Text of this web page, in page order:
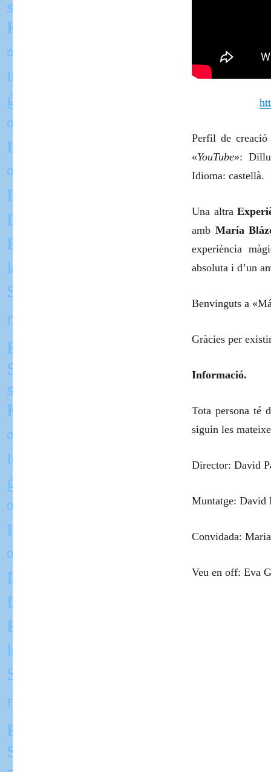
Perfil de creació
«YouTube»:
Idioma: castellà.
Una altra
amb María
experiència
absoluta i d’un
Benvinguts a «
Gràcies per
Informació.
Tota persona té
siguin les
Director: David
Muntatge: David
Convidada:
Veu en off: Eva